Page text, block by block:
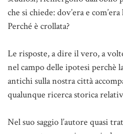
che si chiede: dov’era e
Perché è crollata?
Le risposte, a dire il vero, a
nel campo delle ipotesi perchè
antichi sulla nostra città
qualunque ricerca storica
Nel suo saggio l’autore quasi